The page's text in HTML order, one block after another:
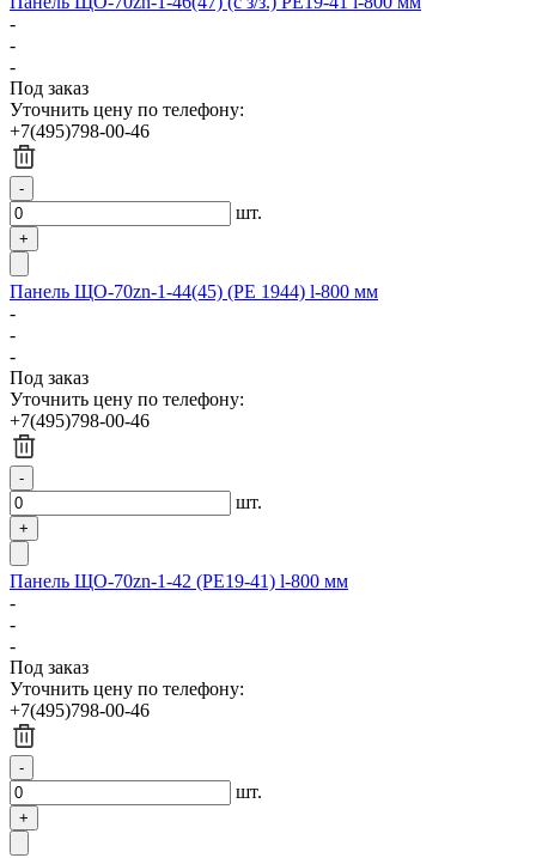
-
-
-
Под заказ
Уточнить цену по телефону:
+7(495)798-00-46
шт.
Панель ЩО-70zn-1-44(45) (РЕ 1944) l-800 мм
-
-
-
Под заказ
Уточнить цену по телефону:
+7(495)798-00-46
шт.
Панель ЩО-70zn-1-42 (РЕ19-41) l-800 мм
-
-
-
Под заказ
Уточнить цену по телефону:
+7(495)798-00-46
шт.